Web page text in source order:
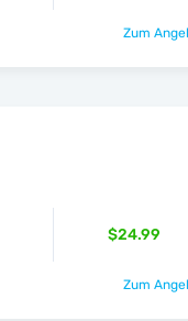
Zum
$24.99
Zum